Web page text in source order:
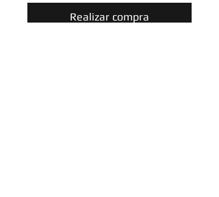
Realizar compra